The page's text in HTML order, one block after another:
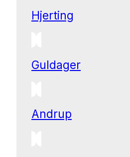
Hjerting
Guldager
Andrup